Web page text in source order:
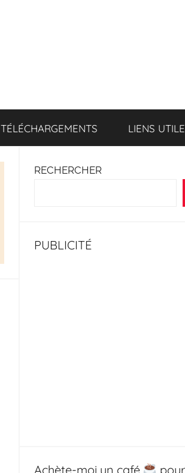
TÉLÉCHARGEMENTS LIENS
RECHERCHER
PUBLICITÉ
Achète-moi un café